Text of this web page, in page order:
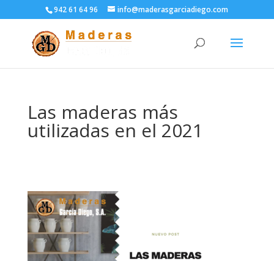
942 61 64 96 info@maderasgarciadiego.com
Las maderas más
utilizadas en el 2021